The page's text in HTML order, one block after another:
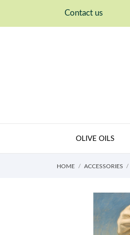
Contact us
OLIVE OILS
HOME ACCESSORIES